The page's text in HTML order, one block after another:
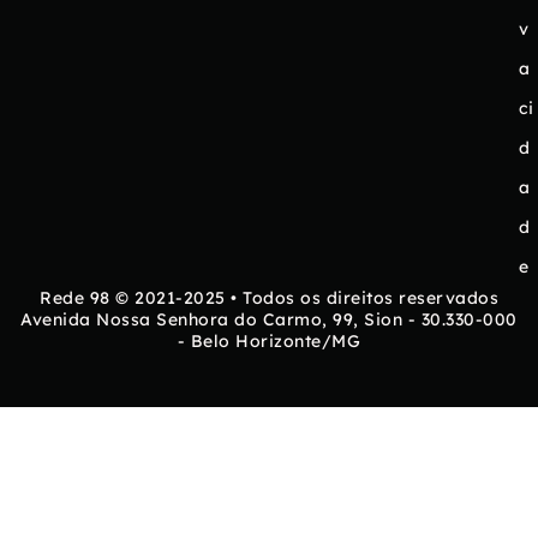
v
a
ci
d
a
d
e
Rede 98 © 2021-2025 • Todos os direitos reservados
Avenida Nossa Senhora do Carmo, 99, Sion - 30.330-000
- Belo Horizonte/MG